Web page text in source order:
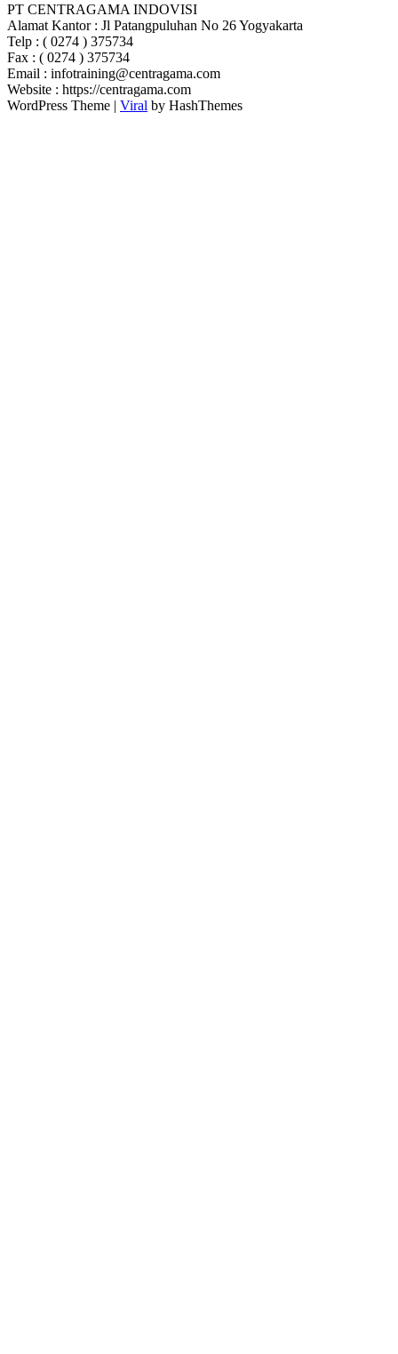
PT CENTRAGAMA INDOVISI
Alamat Kantor : Jl Patangpuluhan No 26 Yogyakarta
Telp : ( 0274 ) 375734
Fax : ( 0274 ) 375734
Email : infotraining@centragama.com
Website : https://centragama.com
WordPress Theme | Viral by HashThemes